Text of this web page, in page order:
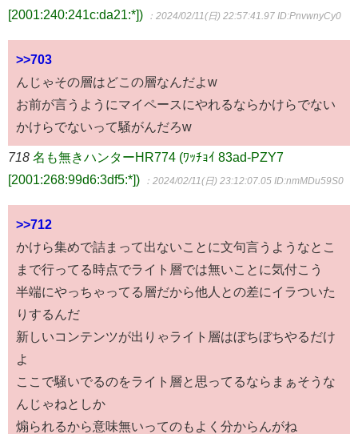
[2001:240:241c:da21:*])
：2024/02/11(日) 22:57:41.97 ID:PnvwnyCy0
>>703
んじゃその層はどこの層なんだよw
お前が言うようにマイペースにやれるならかけらでない
かけらでないって騒がんだろw
718 名も無きハンターHR774 (ﾜｯﾁｮｲ 83ad-PZY7
[2001:268:99d6:3df5:*])
：2024/02/11(日) 23:12:07.05 ID:nmMDu59S0
>>712
かけら集めで詰まって出ないことに文句言うようなとこ
まで行ってる時点でライト層では無いことに気付こう
半端にやっちゃってる層だから他人との差にイラついた
りするんだ
新しいコンテンツが出りゃライト層はぼちぼちやるだけ
よ
ここで騒いでるのをライト層と思ってるならまぁそうな
んじゃねとしか
煽られるから意味無いってのもよく分からんがね